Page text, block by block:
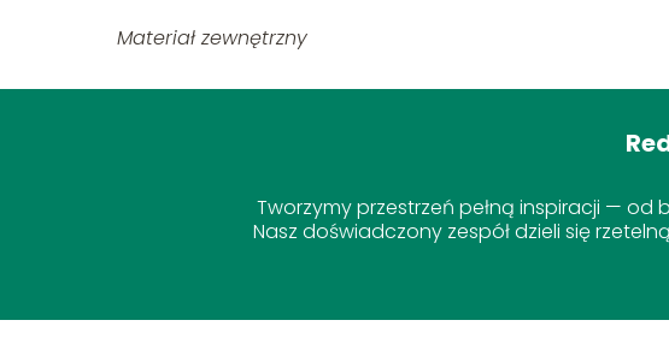
Materiał zewnętrzny
Tworzymy przestrzeń pełną inspiracji —
Nasz doświadczony zespół dzieli się